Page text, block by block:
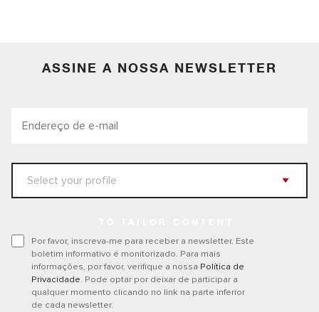
ASSINE A NOSSA NEWSLETTER
Por favor, inscreva-me para receber a newsletter. Este
boletim informativo é monitorizado. Para mais
informações, por favor, verifique a nossa Política de
Privacidade. Pode optar por deixar de participar a
qualquer momento clicando no link na parte inferior
de cada newsletter.